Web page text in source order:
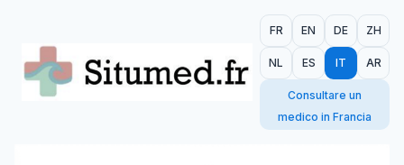
FR EN DE ZH
NL ES IT AR
Consultare un
medico in Francia